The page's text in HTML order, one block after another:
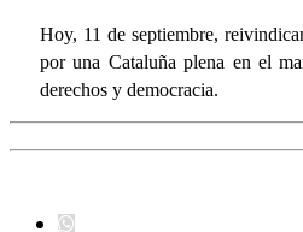
Hoy, 11 de septiembre,
por una Cataluña plena en el
derechos y democracia.